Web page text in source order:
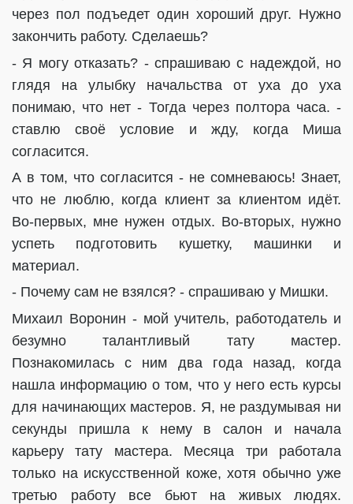
через пол подъедет один хороший друг. Нужно
закончить работу. Сделаешь?
- Я могу отказать? - спрашиваю с надеждой, но
глядя на улыбку начальства от уха до уха
понимаю, что нет - Тогда через полтора часа. -
ставлю своё условие и жду, когда Миша
согласится.
А в том, что согласится - не сомневаюсь! Знает,
что не люблю, когда клиент за клиентом идёт.
Во-первых, мне нужен отдых. Во-вторых, нужно
успеть подготовить кушетку, машинки и
материал.
- Почему сам не взялся? - спрашиваю у Мишки.
Михаил Воронин - мой учитель, работодатель и
безумно талантливый тату мастер.
Познакомилась с ним два года назад, когда
нашла информацию о том, что у него есть курсы
для начинающих мастеров. Я, не раздумывая ни
секунды пришла к нему в салон и начала
карьеру тату мастера. Месяца три работала
только на искусственной коже, хотя обычно уже
третью работу все бьют на живых людях.